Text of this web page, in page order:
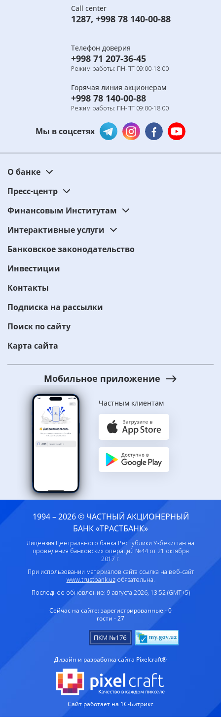
Call center
1287, +998 78 140-00-88
Телефон доверия
+998 71 207-36-45
Режим работы: ПН-ПТ 09:00-18:00
Горячая линия акционерам
+998 78 140-00-88
Режим работы: ПН-ПТ 09:00-18:00
Мы в соцсетях
О банке
Пресс-центр
Финансовым Институтам
Интерактивные услуги
Банковское законодательство
Инвестиции
Контакты
Подписка на рассылки
Поиск по сайту
Карта сайта
Мобильное приложение
Частным клиентам
1994 – 2026 © ЧАСТНЫЙ АКЦИОНЕРНЫЙ
БАНК «ТРАСТБАНК»
Лицензия Центрального банка Республики Узбекистан на
проведения банковских операций №44 от 21 октября
2017 г.
При использовании материалов сайта ссылка на веб-сайт
www.trustbank.uzобязательна.
Последнее обновление: 9 августа 2026, 13:52 (GMT+5)
Сейчас на сайте:зарегистрированные - 0
гости - 27
Дизайн и разработка сайта Pixelcraft®
Сайт работает на 1C-Битрикс